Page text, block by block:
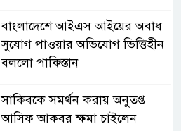
বাংলাদেশে আইএস আইয়ের অবাধ
সুযোগ পাওয়ার অভিযোগ ভিত্তিহীন
বললো পাকিস্তান
সাকিবকে সমর্থন করায় অনুতপ্ত
আসিফ আকবর ক্ষমা চাইলেন